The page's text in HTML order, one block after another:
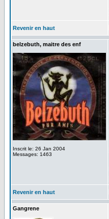
Revenir en haut
belzebuth, maitre des enf
Inscrit le: 26 Jan 2004
Messages: 1463
Revenir en haut
Gangrene